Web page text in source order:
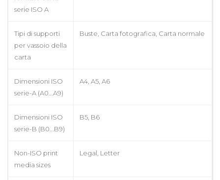
serie ISO A
Tipi di supporti
per vassoio della
carta
Buste, Carta fotografica, Carta normale
Dimensioni ISO
serie-A (A0...A9)
A4, A5, A6
Dimensioni ISO
serie-B (B0...B9)
B5, B6
Non-ISO print
media sizes
Legal, Letter